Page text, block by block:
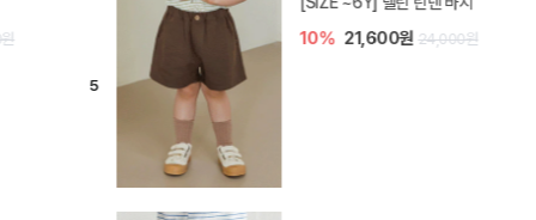
10% 21,600원 24,000원